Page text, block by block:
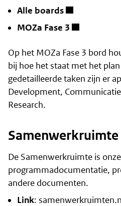
Alle boards
MOZa Fase 3
Op het MOZa Fase 3 bord
bij hoe het staat met het
gedetailleerde taken zijn er
Development,
Research.
Samenwerkruimte
De Samenwerkruimte is
programmadocumentatie,
andere documenten.
Link: